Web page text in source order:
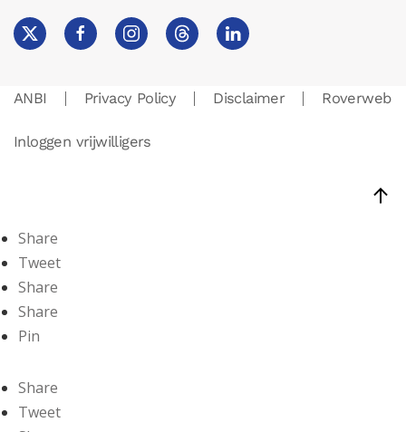
ANBI Privacy Policy Disclaimer Roverweb
Inloggen vrijwilligers
Share
Tweet
Share
Share
Pin
Share
Tweet